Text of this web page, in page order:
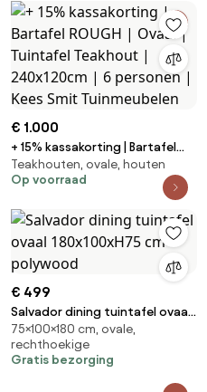
€ 1.000
+ 15% kassakorting | Bartafel
ROUGH | Ovaal | Tuintafel
Teakhout | 240x120cm | 6
Tuinmeubelen
Teakhouten, ovale, houten
Op voorraad
€ 499
Salvador dining tuintafel ovaal
180x100xH75 cm polywood
75×100×180 cm, ovale,
rechthoekige
Gratis bezorging